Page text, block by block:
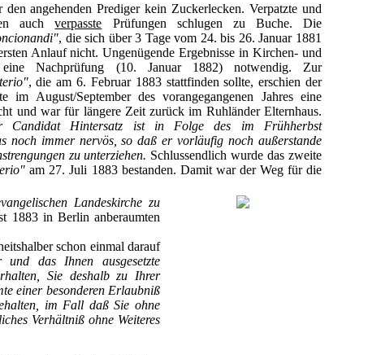
angehenden Prediger kein Zuckerlecken. Verpatzte und
auchverpasste Prüfungen schlugen zu Buche. Die
, die sich über 3 Tage vom 24. bis 26. Januar 1881
Anlauf nicht. Ungenügende Ergebnisse in Kirchen- und
eine Nachprüfung (10. Januar 1882) notwendig. Zur
, die am 6. Februar 1883 stattfinden sollte, erschien der
im August/September des vorangegangenen Jahres eine
und war für längere Zeit zurück im Ruhländer Elternhaus.
Candidat Hintersatz ist in Folge des im Frühherbst
noch immer nervös, so daß er vorläufig noch außerstande
zu unterziehen. Schlussendlich wurde das zweite
am 27. Juli 1883 bestanden. Damit war der Weg für die
Landeskirche zu
1883 in Berlin anberaumten
schon einmal darauf
das Ihnen ausgesetzte
Sie deshalb zu Ihrer
einer besonderen Erlaubniß
im Fall daß Sie ohne
Verhältniß ohne Weiteres